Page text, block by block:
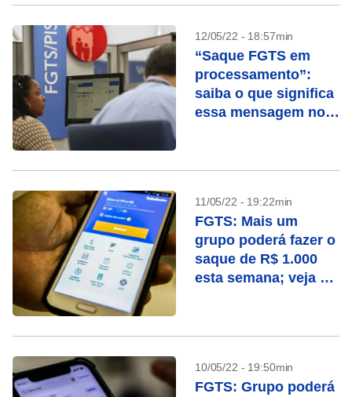
12/05/22 - 18:57min
“Saque FGTS em
processamento”:
saiba o que significa
essa mensagem no
11/05/22 - 19:22min
FGTS: Mais um
grupo poderá fazer o
saque de R$ 1.000
esta semana; veja as
10/05/22 - 19:50min
FGTS: Grupo poderá